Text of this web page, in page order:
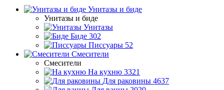
Унитазы и биде
Унитазы и биде
Унитазы
Биде 302
Писсуары 52
Смесители
Смесители
На кухню 3321
Для раковины 4637